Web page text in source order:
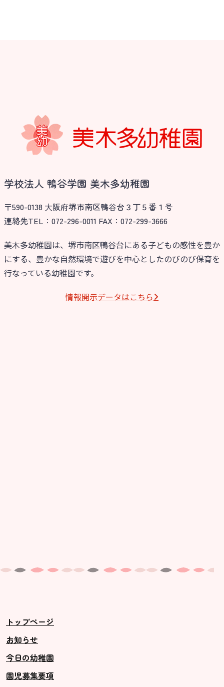
学校法人 鴨谷学園 美木多幼稚園
〒590-0138 ⼤阪府堺市南区鴨⾕台３丁５番１号
連絡先TEL：072-296-0011 FAX：072-299-3666
美木多幼稚園は、堺市南区鴨谷台にある子どもの感性を豊か
にする、豊かな自然環境で遊びを中心としたのびのび保育を
行なっている幼稚園です。
情報開⽰データはこちら
トップページ
お知らせ
今日の幼稚園
園児募集要項